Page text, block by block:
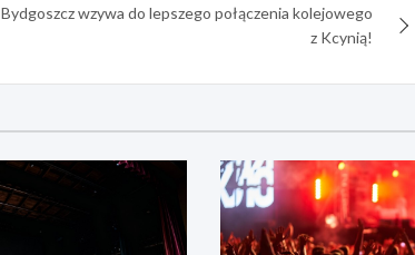
Bydgoszcz wzywa do lepszego połączenia kolejowego
z Kcynią!